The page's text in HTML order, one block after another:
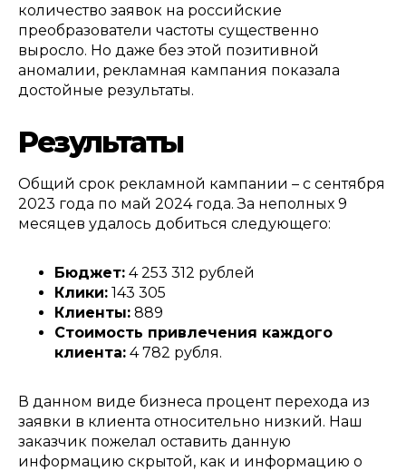
количество заявок на российские
преобразователи частоты существенно
выросло. Но даже без этой позитивной
аномалии, рекламная кампания показала
достойные результаты.
Результаты
Общий срок рекламной кампании – с сентября
2023 года по май 2024 года.За неполных 9
месяцев удалось добиться следующего:
Бюджет: 4 253 312 рублей
Клики: 143 305
Клиенты: 889
Стоимость привлечения каждого
клиента: 4 782 рубля.
В данном виде бизнеса процент перехода из
заявки в клиента относительно низкий. Наш
заказчик пожелал оставить данную
информацию скрытой, как и информацию о